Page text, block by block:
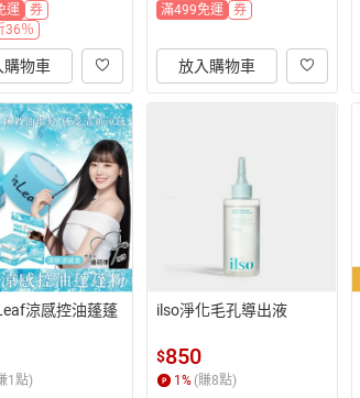
運
券
36％
購物車
滿499免運
券
放入購物車
涼感控油蓬蓬
1點)
ilso淨化毛孔導出液
$850
1% (賺8點)